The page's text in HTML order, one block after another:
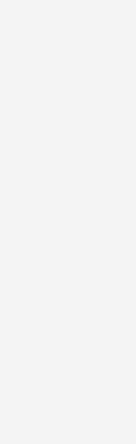
huyết, ổ viêm ở
Bên cạnh đó, nếu ổ
thuốc hay biến
can thiệp phẫu thuật.
phẫu thuật chỉnh sửa
niệu tái đi tái lại, lâu
Nhiễm trùng đường
niệu hay chủ mô
Trái lại, nhiễm trùng
yếu tố thuận lợi
nặng, đôi khi ảnh
chứng của nhiễm
khuẩn gây phá huỷ
hoặc suy giảm chức
dẫn đến hệ quả suy